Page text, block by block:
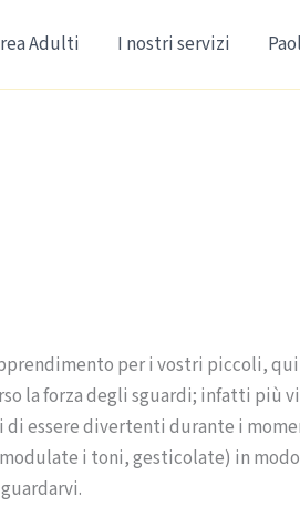
Adulti I nostri servizi
per i vostri piccoli,
la forza degli sguardi; infatti più vi
essere divertenti durante i
i toni, gesticolate) in